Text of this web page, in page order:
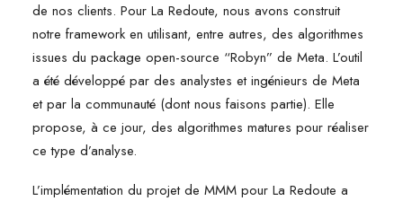
de nos clients. Pour La Redoute, nous avons construit
notre framework en utilisant, entre autres, des algorithmes
issues du package open-source “Robyn” de Meta. L’outil
a été développé par des analystes et ingénieurs de Meta
et par la communauté (dont nous faisons partie). Elle
propose, à ce jour, des algorithmes matures pour réaliser
ce type d’analyse.
L’implémentation du projet de MMM pour La Redoute a